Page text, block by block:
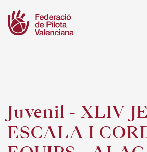
content
Juvenil - XLIV
ESCALA I